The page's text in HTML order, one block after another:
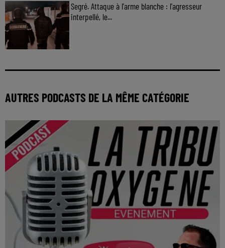
Segré. Attaque à l'arme blanche : l'agresseur
interpellé, le...
AUTRES PODCASTS DE LA MÊME CATÉGORIE